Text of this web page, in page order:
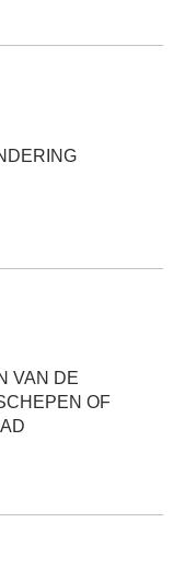
VAN DE
OF